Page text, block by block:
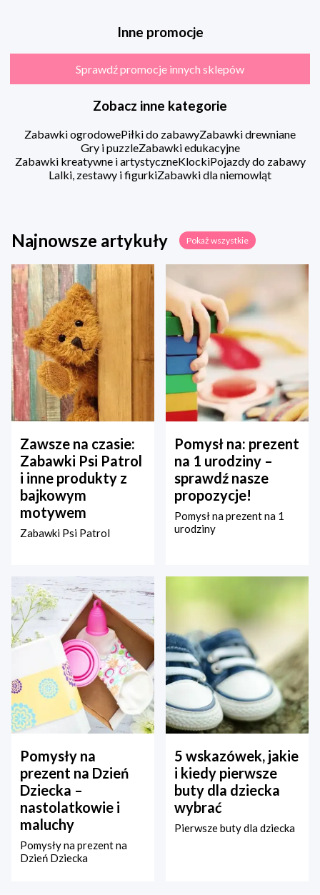
Inne promocje
Sprawdź promocje innych sklepów
Zobacz inne kategorie
Zabawki ogrodowePiłki do zabawyZabawki drewniane
Gry i puzzleZabawki edukacyjne
Zabawki kreatywne i artystyczneKlockiPojazdy do zabawy
Lalki, zestawy i figurkiZabawki dla niemowląt
Najnowsze artykuły Pokaż wszystkie
Zawsze na czasie:
Zabawki Psi Patrol
i inne produkty z
bajkowym
motywem
Zabawki Psi Patrol
Pomysł na: prezent
na 1 urodziny –
sprawdź nasze
propozycje!
Pomysł na prezent na 1
urodziny
Pomysły na
prezent na Dzień
Dziecka –
nastolatkowie i
maluchy
Pomysły na prezent na
Dzień Dziecka
5 wskazówek, jakie
i kiedy pierwsze
buty dla dziecka
wybrać
Pierwsze buty dla dziecka